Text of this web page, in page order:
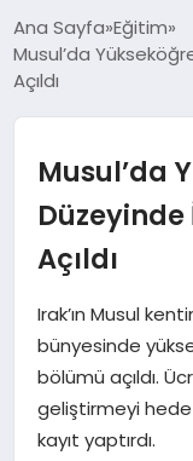
GÜNDEM
DÜNYA
EĞITIM
EKONOMI
MAGAZIN
Ana Sayfa Eğitim
Musul’da
Açıldı
Musul’da
Açıldı
Irak’ın Musul
bünyesinde
bölümü açıldı.
geliştirmeyi
kayıt yaptırdı.